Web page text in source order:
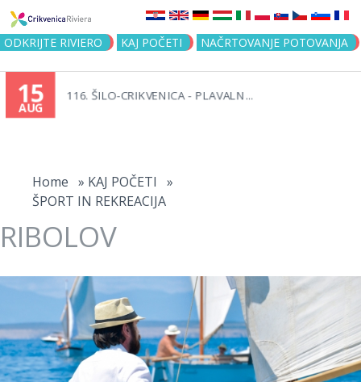
Jump to navigation
ODKRIJTE RIVIERO KAJ POČETI NAČRTOVANJE POTOVANJA
15
AUG
116. ŠILO-CRIKVENICA - PLAVALN...
here
Home » KAJ POČETI
»
ŠPORT IN REKREACIJA
RIBOLOV